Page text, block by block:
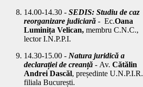
14.00-14.30 - SEDIS: Studiu de caz
reorganizare judiciară - Ec.Oana
Luminița Velican, membru C.N.C.,
lector I.N.P.P.I.
14.30-15.00 - Natura juridică a
declarației de creanță - Av. Cătălin
Andrei Dascăl, președinte U.N.P.I.R.
filiala București.